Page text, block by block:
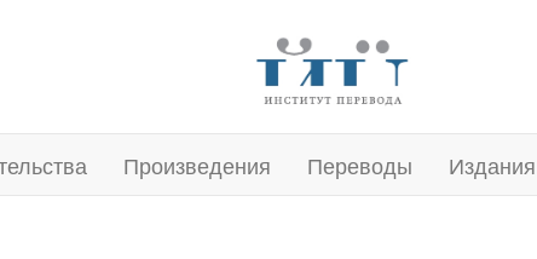
Произведения Переводы Издания